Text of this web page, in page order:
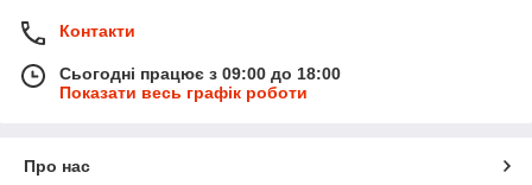
Контакти
Сьогодні працює з 09:00 до 18:00
Показати весь графік роботи
Про нас